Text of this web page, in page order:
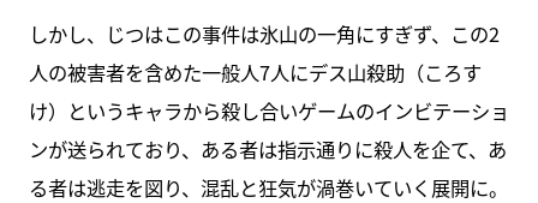
しかし、じつはこの事件は氷山の一角にすぎず、この2
人の被害者を含めた一般人7人にデス山殺助（ころす
け）というキャラから殺し合いゲームのインビテーショ
ンが送られており、ある者は指示通りに殺人を企て、あ
る者は逃走を図り、混乱と狂気が渦巻いていく展開に。